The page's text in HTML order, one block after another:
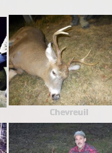
Chevreuil